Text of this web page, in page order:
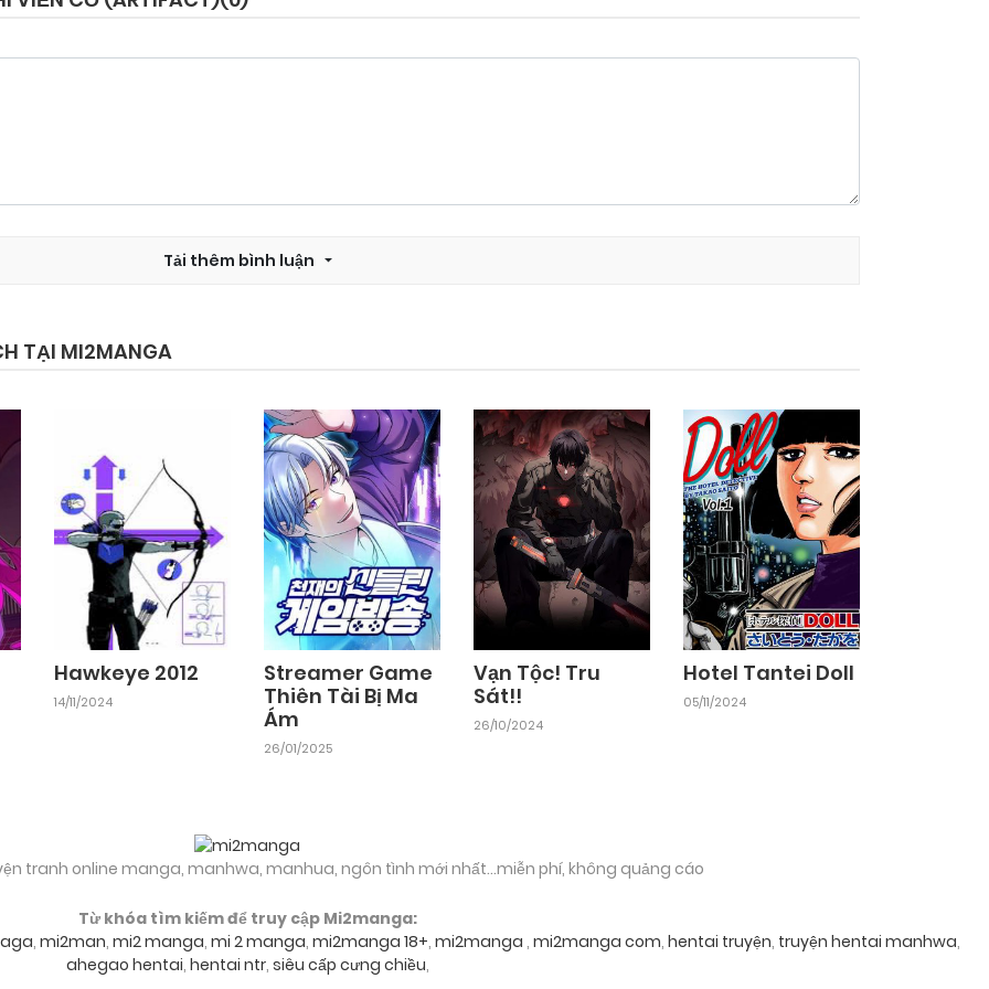
Chapter 10
Chapter 6 05/06/2025
Chapter 4 05/06/2025
Chapter 2 05/06/2025
Tải thêm bình luận
TẠI MI2MANGA
Hawkeye 2012
14/11/2024
Streamer Game
Thiên Tài Bị Ma
Ám
26/01/2025
Vạn Tộc! Tru
Sát!!
26/10/2024
Hotel Tantei Doll
05/11/2024
tranh online manga, manhwa, manhua, ngôn tình mới nhất...miễn phí, không quảng cáo
Từ khóa tìm kiếm để truy cập Mi2manga:
, mi2man, mi2 manga, mi 2 manga, mi2manga 18+, mi2manga , mi2manga com, hentai truyện, truyện hentai manhwa,
ahegao hentai, hentai ntr, siêu cấp cưng chiều,